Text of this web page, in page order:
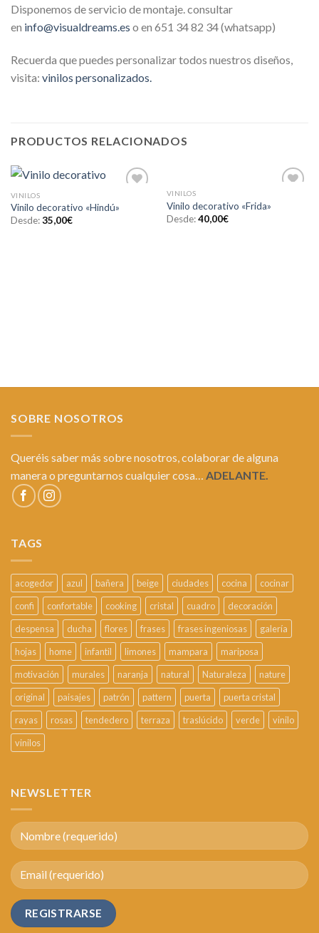
Disponemos de servicio de montaje. consultar
en info@visualdreams.es o en 651 34 82 34 (whatsapp)
Recuerda que puedes personalizar todos nuestros diseños,
visita: vinilos personalizados.
PRODUCTOS RELACIONADOS
VINILOS
Vinilo decorativo «Hindú»
Desde:35,00€
VINILOS
Vinilo decorativo «Frida»
Desde:40,00€
SOBRE NOSOTROS
Queréis saber más sobre nosotros, colaborar de alguna
manera o preguntarnos cualquier cosa… ADELANTE.
TAGS
acogedor azul bañera beige ciudades cocina
cocinar
confi
confortable cooking cristal cuadro
decoración
despensa
ducha flores frases frases ingeniosas
galería
hojas
home infantil limones mampara
mariposa
motivación
murales naranja natural Naturaleza
nature
original
paisajes patrón pattern puerta
puerta cristal
rayas
rosas tendedero terraza traslúcido verde
vinilo
vinilos
NEWSLETTER